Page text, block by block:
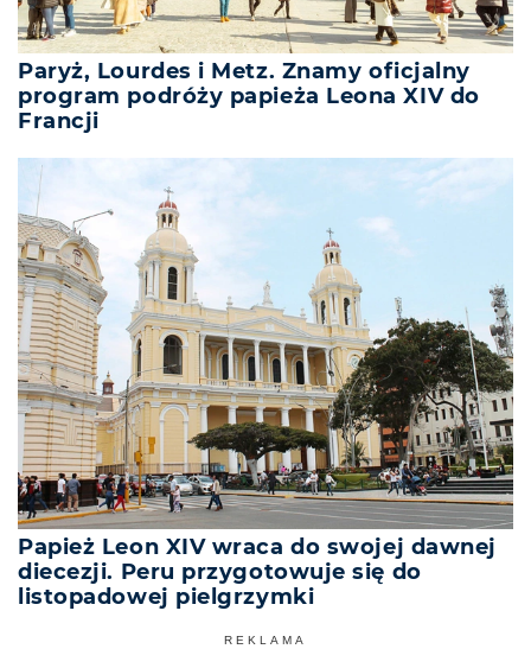
Paryż, Lourdes i Metz. Znamy oficjalny
program podróży papieża Leona XIV do
Francji
Papież Leon XIV wraca do swojej dawnej
diecezji. Peru przygotowuje się do
listopadowej pielgrzymki
REKLAMA